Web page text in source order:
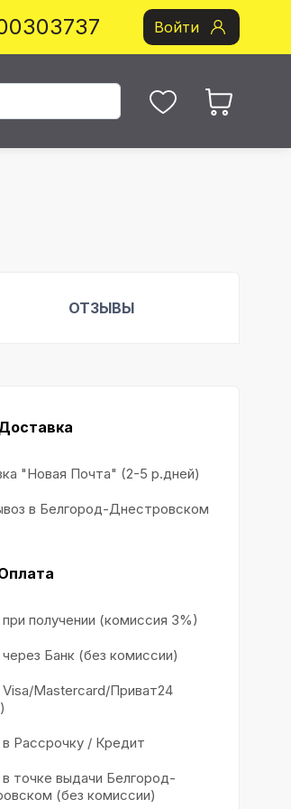
Войти
ОТЗЫВЫ
"Новая Почта" (2-5 р.дней)
в Белгород-Днестровском
получении (комиссия 3%)
Банк (без комиссии)
Mastercard/Приват24
Рассрочку / Кредит
точке выдачи Белгород-
(без комиссии)